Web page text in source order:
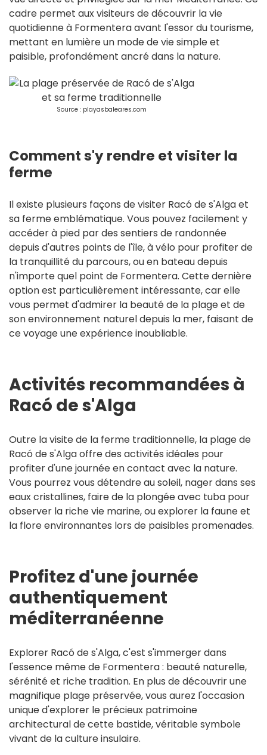
cadre permet aux visiteurs de découvrir la vie
quotidienne à Formentera avant l'essor du tourisme,
mettant en lumière un mode de vie simple et
paisible, profondément ancré dans la nature.
Source : playasbaleares.com
Comment s'y rendre et visiter la
ferme
Il existe plusieurs façons de visiter Racó de s'Alga et
sa ferme emblématique. Vous pouvez facilement y
accéder à pied par des sentiers de randonnée
depuis d'autres points de l'île, à vélo pour profiter de
la tranquillité du parcours, ou en bateau depuis
n'importe quel point de Formentera. Cette dernière
option est particulièrement intéressante, car elle
vous permet d'admirer la beauté de la plage et de
son environnement naturel depuis la mer, faisant de
ce voyage une expérience inoubliable.
Activités recommandées à
Racó de s'Alga
Outre la visite de la ferme traditionnelle, la plage de
Racó de s'Alga offre des activités idéales pour
profiter d'une journée en contact avec la nature.
Vous pourrez vous détendre au soleil, nager dans ses
eaux cristallines, faire de la plongée avec tuba pour
observer la riche vie marine, ou explorer la faune et
la flore environnantes lors de paisibles promenades.
Profitez d'une journée
authentiquement
méditerranéenne
Explorer Racó de s'Alga, c'est s'immerger dans
l'essence même de Formentera : beauté naturelle,
sérénité et riche tradition. En plus de découvrir une
magnifique plage préservée, vous aurez l'occasion
unique d'explorer le précieux patrimoine
architectural de cette bastide, véritable symbole
vivant de la culture insulaire.